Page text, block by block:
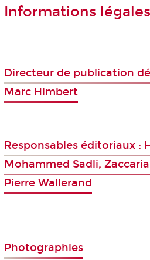
Informations
Directeur de publication
Marc Himbert
Responsables éditoriaux :
Mohammed Sadli,
Pierre Wallerand
Photographies